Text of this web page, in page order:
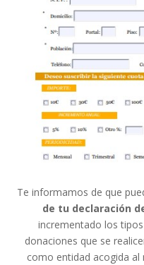
Te informamos de que
de tu declaración
incrementado los
donaciones que se
como entidad acogida al